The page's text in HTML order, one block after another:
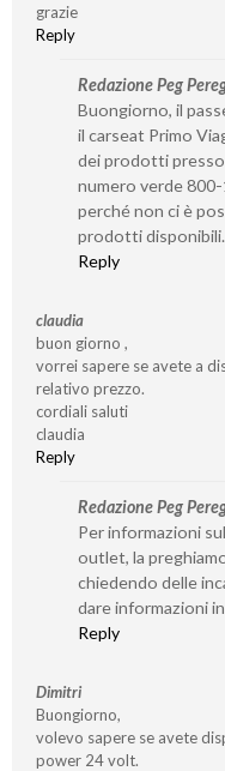
grazie
Reply
Redazione Peg
Buongiorno, il
il carseat Primo
dei prodotti
numero verde
perché non ci è
prodotti
Reply
claudia
buon giorno ,
vorrei sapere se avete a
relativo prezzo.
cordiali saluti
claudia
Reply
Redazione Peg
Per informazioni
outlet, la
chiedendo delle
dare informazioni
Reply
Dimitri
Buongiorno,
volevo sapere se avete
power 24 volt.